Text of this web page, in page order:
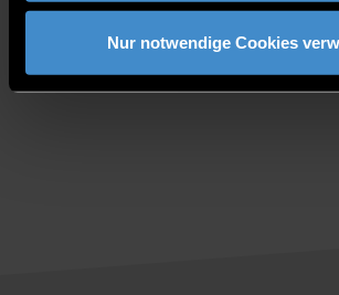
Nur notwendige Cookies
16.00 Uhr (Homeoffice)